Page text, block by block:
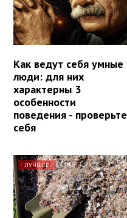
Как ведут себя умные
люди: для них
характерны 3
особенности
поведения - проверьте
себя
ЛУЧШЕЕ